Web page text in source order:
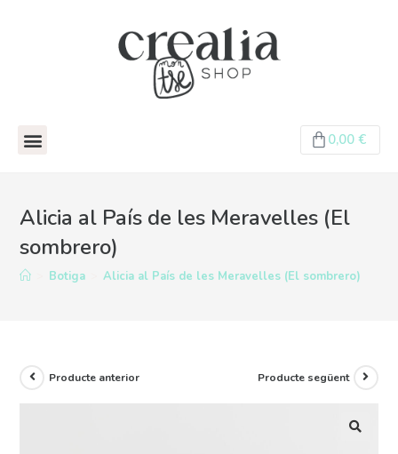
0,00 €
Alicia al País de les Meravelles (El
sombrero)
Botiga Alicia al País de les Meravelles (El sombrero)
Producte anterior Producte següent